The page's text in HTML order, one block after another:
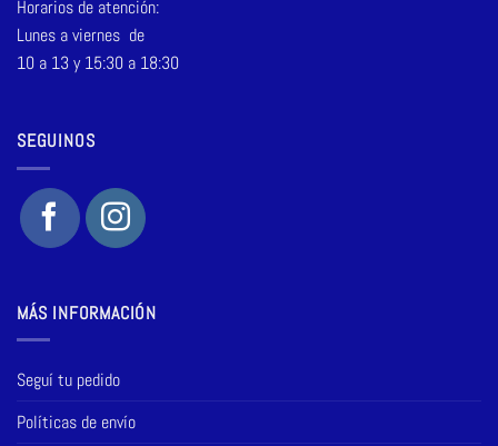
Horarios de atención:
Lunes a viernes de
10 a 13 y 15:30 a 18:30
SEGUINOS
MÁS INFORMACIÓN
Seguí tu pedido
Políticas de envío